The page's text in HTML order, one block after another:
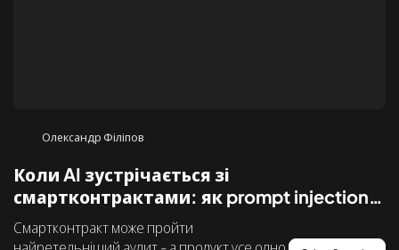
Олександр Філіпов
Коли AI зустрічається зі
смартконтрактами: як prompt injection
створює нову поверхню атаки у Web3
Смартконтракт може пройти